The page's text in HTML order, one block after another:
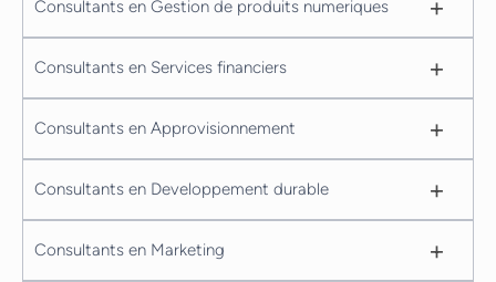
Consultants en Gestion de produits numeriques +
Consultants en Services financiers +
Consultants en Approvisionnement +
Consultants en Developpement durable +
Consultants en Marketing +